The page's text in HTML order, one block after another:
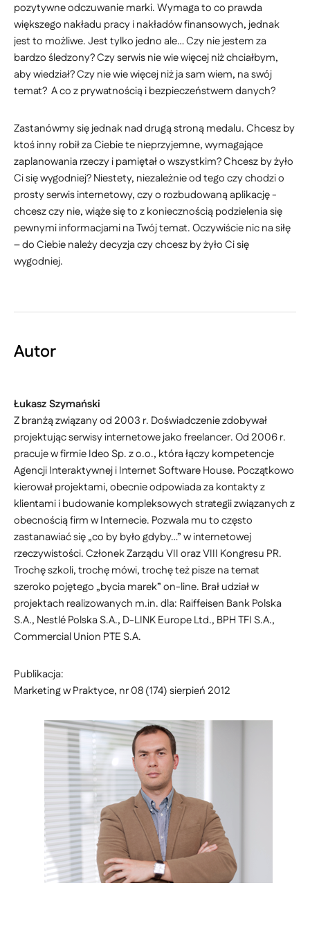
pozytywne odczuwanie marki. Wymaga to co prawda
większego nakładu pracy i nakładów finansowych, jednak
jest to możliwe. Jest tylko jedno ale… Czy nie jestem za
bardzo śledzony? Czy serwis nie wie więcej niż chciałbym,
aby wiedział? Czy nie wie więcej niż ja sam wiem, na swój
temat? A co z prywatnością i bezpieczeństwem danych?
Zastanówmy się jednak nad drugą stroną medalu. Chcesz by
ktoś inny robił za Ciebie te nieprzyjemne, wymagające
zaplanowania rzeczy i pamiętał o wszystkim? Chcesz by żyło
Ci się wygodniej? Niestety, niezależnie od tego czy chodzi o
prosty serwis internetowy, czy o rozbudowaną aplikację -
chcesz czy nie, wiąże się to z koniecznością podzielenia się
pewnymi informacjami na Twój temat. Oczywiście nic na siłę
– do Ciebie należy decyzja czy chcesz by żyło Ci się
wygodniej.
Autor
Łukasz Szymański
Z branżą związany od 2003 r. Doświadczenie zdobywał
projektując serwisy internetowe jako freelancer. Od 2006 r.
pracuje w firmie Ideo Sp. z o.o., która łączy kompetencje
Agencji Interaktywnej i Internet Software House. Początkowo
kierował projektami, obecnie odpowiada za kontakty z
klientami i budowanie kompleksowych strategii związanych z
obecnością firm w Internecie. Pozwala mu to często
zastanawiać się „co by było gdyby…” w internetowej
rzeczywistości. Członek Zarządu VII oraz VIII Kongresu PR.
Trochę szkoli, trochę mówi, trochę też pisze na temat
szeroko pojętego „bycia marek” on-line. Brał udział w
projektach realizowanych m.in. dla: Raiffeisen Bank Polska
S.A., Nestlé Polska S.A., D-LINK Europe Ltd., BPH TFI S.A.,
Commercial Union PTE S.A.
Publikacja:
Marketing w Praktyce, nr 08 (174) sierpień 2012